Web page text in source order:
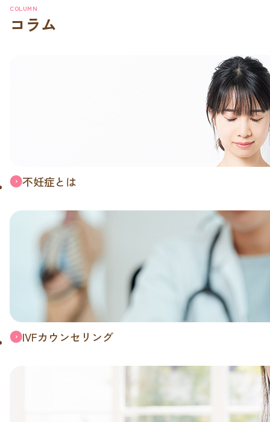
COLUMN
コラム
不妊症とは
IVFカウンセリング